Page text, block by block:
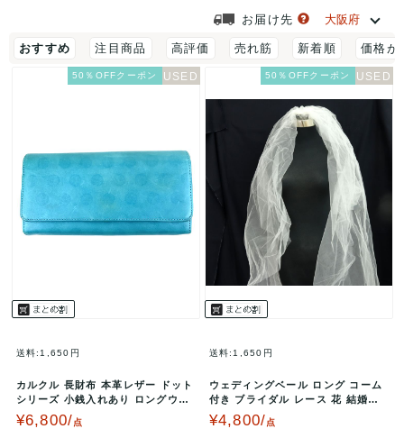
お届け先
おすすめ 注目商品 高評価 売れ筋 新着順 価格が
50％OFFクーポン
送料:1,650円
カルクル 長財布 本革レザー ドット
シリーズ 小銭入れあり ロングウォ
レット レディース ブルー c…
¥6,800/点
50％OFFクーポン
送料:1,650円
ウェディングベール ロング コーム
付き ブライダル レース 花 結婚式
アクセサリー レディース ア…
¥4,800/点